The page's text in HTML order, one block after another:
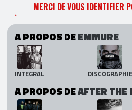
MERCI DE VOUS IDENTIFIER
A PROPOS DEEMMURE
INTEGRAL DISCOGRAPHIE
A PROPOS DEAFTER THE